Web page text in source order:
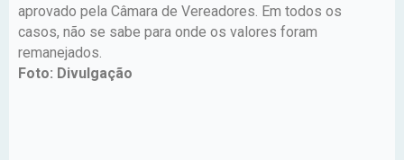
aprovado pela Câmara de Vereadores. Em todos os
casos, não se sabe para onde os valores foram
remanejados.
Foto: Divulgação